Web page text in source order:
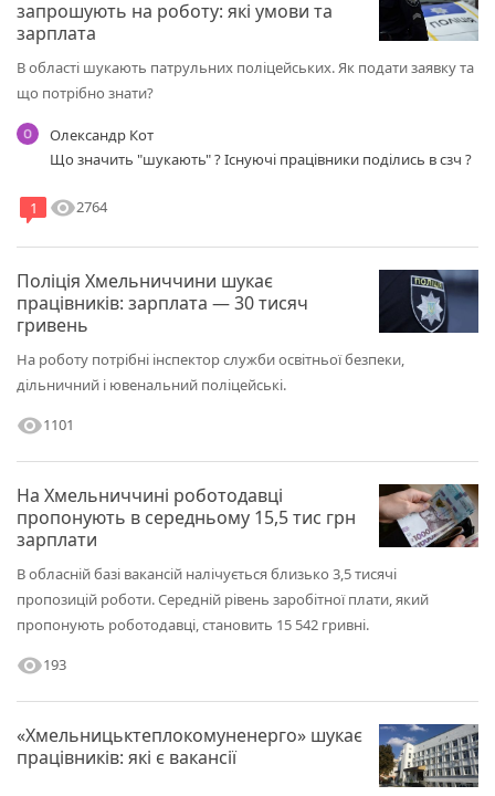
запрошують на роботу: які умови та
зарплата
В області шукають патрульних поліцейських. Як подати заявку та
що потрібно знати?
Олександр Кот
Що значить "шукають" ? Існуючі працівники поділись в сзч ?
1 visibility2764
Поліція Хмельниччини шукає
працівників: зарплата — 30 тисяч
гривень
На роботу потрібні інспектор служби освітньої безпеки,
дільничний і ювенальний поліцейські.
visibility1101
На Хмельниччині роботодавці
пропонують в середньому 15,5 тис грн
зарплати
В обласній базі вакансій налічується близько 3,5 тисячі
пропозицій роботи. Середній рівень заробітної плати, який
пропонують роботодавці, становить 15 542 гривні.
visibility193
«Хмельницьктеплокомуненерго» шукає
працівників: які є вакансії